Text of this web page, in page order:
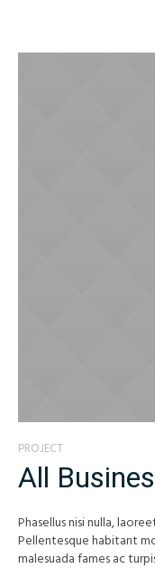
PROJECT
All
Phasellus nisi nulla,
Pellentesque habitant
malesuada fames ac